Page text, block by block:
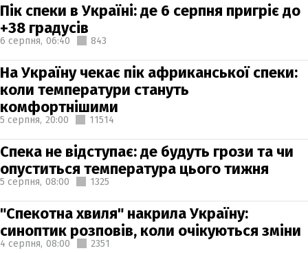
Пік спеки в Україні: де 6 серпня пригріє до
+38 градусів
6 серпня, 06:40 843
На Україну чекає пік африканської спеки:
коли температури стануть
комфортнішими
5 серпня, 20:00 11514
Спека не відступає: де будуть грози та чи
опуститься температура цього тижня
5 серпня, 08:00 1325
"Спекотна хвиля" накрила Україну:
синоптик розповів, коли очікуються зміни
4 серпня, 08:00 2351